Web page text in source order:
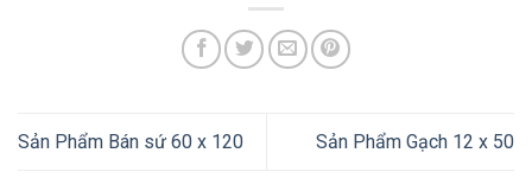
Sản Phẩm Bán sứ 60 x 120 Sản Phẩm Gạch 12 x 50